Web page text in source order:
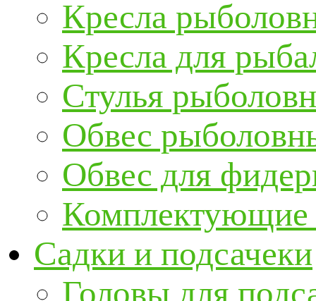
Кресла
Кресла для
Стулья
Обвес
Обвес для
Комплектующие
Садки и подсачеки
Головы для